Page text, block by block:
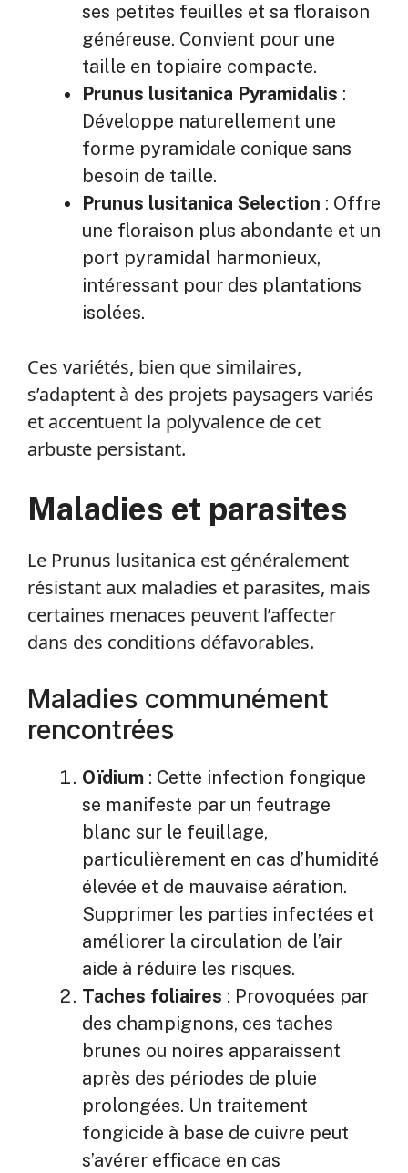
ses petites feuilles et sa floraison
généreuse. Convient pour une
taille en topiaire compacte.
Prunus lusitanica Pyramidalis :
Développe naturellement une
forme pyramidale conique sans
besoin de taille.
Prunus lusitanica Selection : Offre
une floraison plus abondante et un
port pyramidal harmonieux,
intéressant pour des plantations
isolées.
Ces variétés, bien que similaires,
s’adaptent à des projets paysagers variés
et accentuent la polyvalence de cet
arbuste persistant.
Maladies et parasites
Le Prunus lusitanica est généralement
résistant aux maladies et parasites, mais
certaines menaces peuvent l’affecter
dans des conditions défavorables.
Maladies communément
rencontrées
Oïdium : Cette infection fongique
se manifeste par un feutrage
blanc sur le feuillage,
particulièrement en cas d’humidité
élevée et de mauvaise aération.
Supprimer les parties infectées et
améliorer la circulation de l’air
aide à réduire les risques.
Taches foliaires : Provoquées par
des champignons, ces taches
brunes ou noires apparaissent
après des périodes de pluie
prolongées. Un traitement
fongicide à base de cuivre peut
s’avérer efficace en cas